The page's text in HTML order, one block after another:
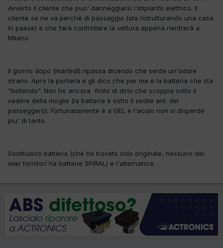
Avverto il cliente che puo' danneggiarsi l'impianto elettrico. Il
cliente se ne va perchè di passaggio (sta ristrutturando una casa
in paese) e che farà controllare la vettura appena rientrerà a
Milano.
Il giorno dopo (martedì) ripassa dicendo che sente un'odore
strano. Apro la portiera e gli dico che per me è la batteria che sta
"bollendo". Non ho ancora finito di dirlo che scoppia sotto il
sedere della moglie (la batteria è sotto il sedile ant. del
passeggero). Fortunatamente è a GEL e l'acido non si disperde
piu' di tanto.
Sostituisco batteria (che ho trovato solo originale, nessuno dei
miei fornitori ha batterie SPIRAL) e l'alternatore.